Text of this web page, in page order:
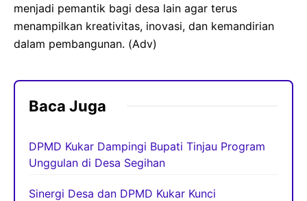
menjadi pemantik bagi desa lain agar terus
menampilkan kreativitas, inovasi, dan kemandirian
dalam pembangunan. (Adv)
Baca Juga
DPMD Kukar Dampingi Bupati Tinjau Program
Unggulan di Desa Segihan
Sinergi Desa dan DPMD Kukar Kunci